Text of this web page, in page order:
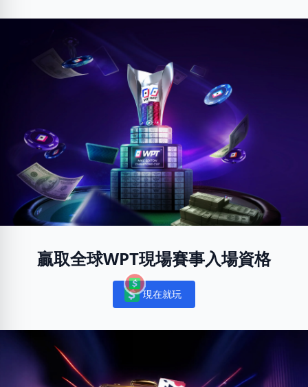
贏取全球WPT現場賽事入場資格
Notifications
現在就玩